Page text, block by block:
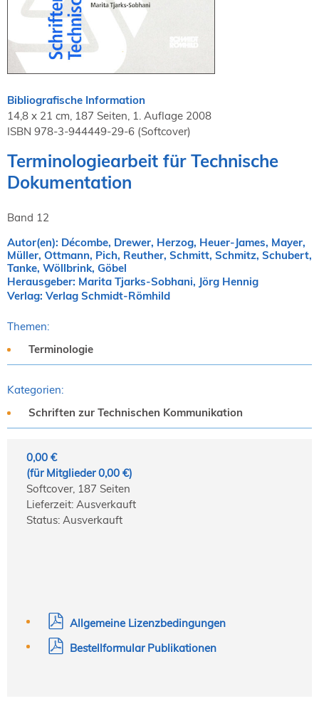
NORDIC TechKomm Kopenhagen
23.-24. September 2026
tekom-Jahrestagung 2026
10.-12. November, 2026 in Stuttgart
Mitglied werden
Expertenrat
Stellenangebote
Stellengesuche
Regionalgruppen
Downloadbereich
Bibliografische Information
14,8 x 21 cm, 187 Seiten, 1. Auflage 2008
ISBN 978-3-944449-29-6 (Softcover)
Terminologiearbeit für Technische
Dokumentation
Band 12
Autor(en): Décombe, Drewer, Herzog, Heuer-James, Mayer,
Müller, Ottmann, Pich, Reuther, Schmitt, Schmitz, Schubert,
Tanke, Wöllbrink, Göbel
Herausgeber: Marita Tjarks-Sobhani, Jörg Hennig
Verlag: Verlag Schmidt-Römhild
Themen:
Terminologie
Kategorien:
Schriften zur Technischen Kommunikation
0,00 €
(für Mitglieder 0,00 €)
Softcover, 187 Seiten
Lieferzeit: Ausverkauft
Status: Ausverkauft
Allgemeine Lizenzbedingungen
Bestellformular Publikationen